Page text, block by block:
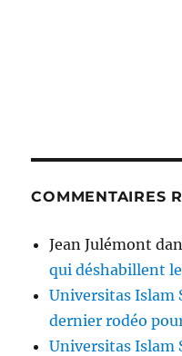
COMMENTAIRES
Jean Julémont
qui déshabillent
Universitas Islam
dernier rodéo
Universitas Islam